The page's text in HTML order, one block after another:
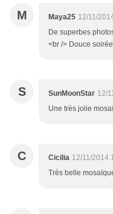
M Maya25 12/11/
De superbes
<br /> Douce
S SunMoonStar 12/
Une très jolie
C Cicilia 12/11/2014
Très belle